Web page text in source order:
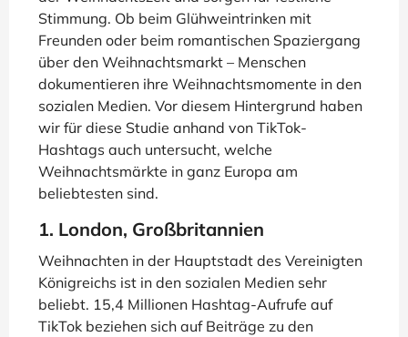
Stimmung. Ob beim Glühweintrinken mit
Freunden oder beim romantischen Spaziergang
über den Weihnachtsmarkt – Menschen
dokumentieren ihre Weihnachtsmomente in den
sozialen Medien. Vor diesem Hintergrund haben
wir für diese Studie anhand von TikTok-
Hashtags auch untersucht, welche
Weihnachtsmärkte in ganz Europa am
beliebtesten sind.
1. London, Großbritannien
Weihnachten in der Hauptstadt des Vereinigten
Königreichs ist in den sozialen Medien sehr
beliebt. 15,4 Millionen Hashtag-Aufrufe auf
TikTok beziehen sich auf Beiträge zu den